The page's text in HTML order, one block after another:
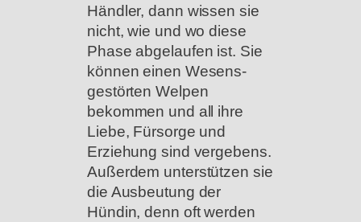
Händler, dann wissen sie
nicht, wie und wo diese
Phase abgelaufen ist. Sie
können einen Wesens-
gestörten Welpen
bekommen und all ihre
Liebe, Fürsorge und
Erziehung sind vergebens.
Außerdem unterstützen sie
die Ausbeutung der
Hündin, denn oft werden